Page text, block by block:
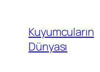
Kuyumcuların
Dünyası